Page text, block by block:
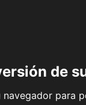
de
para